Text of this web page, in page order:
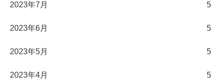
2023年7月 5
2023年6月 5
2023年5月 5
2023年4月 5